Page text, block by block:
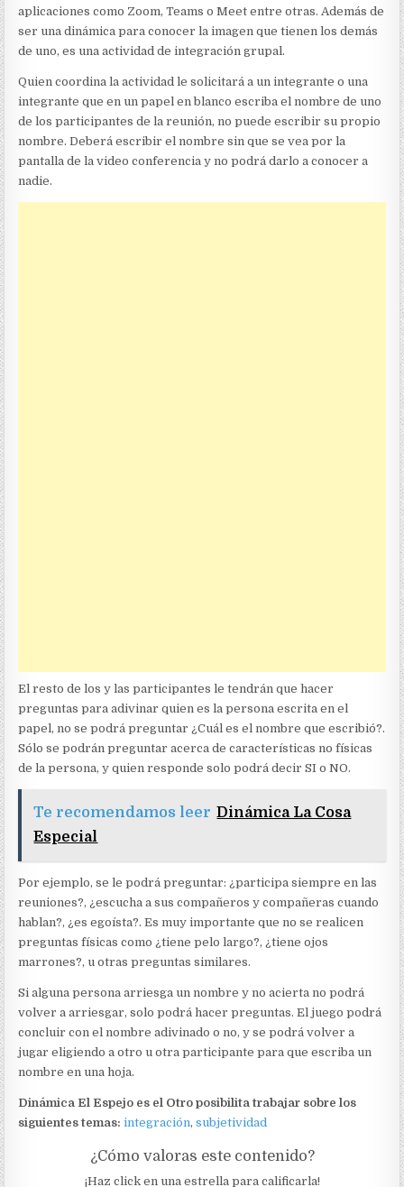
aplicaciones como Zoom, Teams o Meet entre otras. Además de
ser una dinámica para conocer la imagen que tienen los demás
de uno, es una actividad de integración grupal.
Quien coordina la actividad le solicitará a un integrante o una
integrante que en un papel en blanco escriba el nombre de uno
de los participantes de la reunión, no puede escribir su propio
nombre. Deberá escribir el nombre sin que se vea por la
pantalla de la video conferencia y no podrá darlo a conocer a
nadie.
El resto de los y las participantes le tendrán que hacer
preguntas para adivinar quien es la persona escrita en el
papel, no se podrá preguntar ¿Cuál es el nombre que escribió?.
Sólo se podrán preguntar acerca de características no físicas
de la persona, y quien responde solo podrá decir SI o NO.
Te recomendamos leer Dinámica La Cosa
Especial
Por ejemplo, se le podrá preguntar: ¿participa siempre en las
reuniones?, ¿escucha a sus compañeros y compañeras cuando
hablan?, ¿es egoísta?. Es muy importante que no se realicen
preguntas físicas como ¿tiene pelo largo?, ¿tiene ojos
marrones?, u otras preguntas similares.
Si alguna persona arriesga un nombre y no acierta no podrá
volver a arriesgar, solo podrá hacer preguntas. El juego podrá
concluir con el nombre adivinado o no, y se podrá volver a
jugar eligiendo a otro u otra participante para que escriba un
nombre en una hoja.
Dinámica El Espejo es el Otro posibilita trabajar sobre los
siguientes temas: integración,subjetividad
¿Cómo valoras este contenido?
¡Haz click en una estrella para calificarla!